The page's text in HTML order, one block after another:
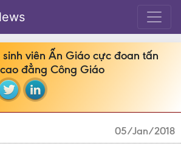
viên Ấn Giáo cực đoan tấn
đẳng Công Giáo
05/Jan/2018